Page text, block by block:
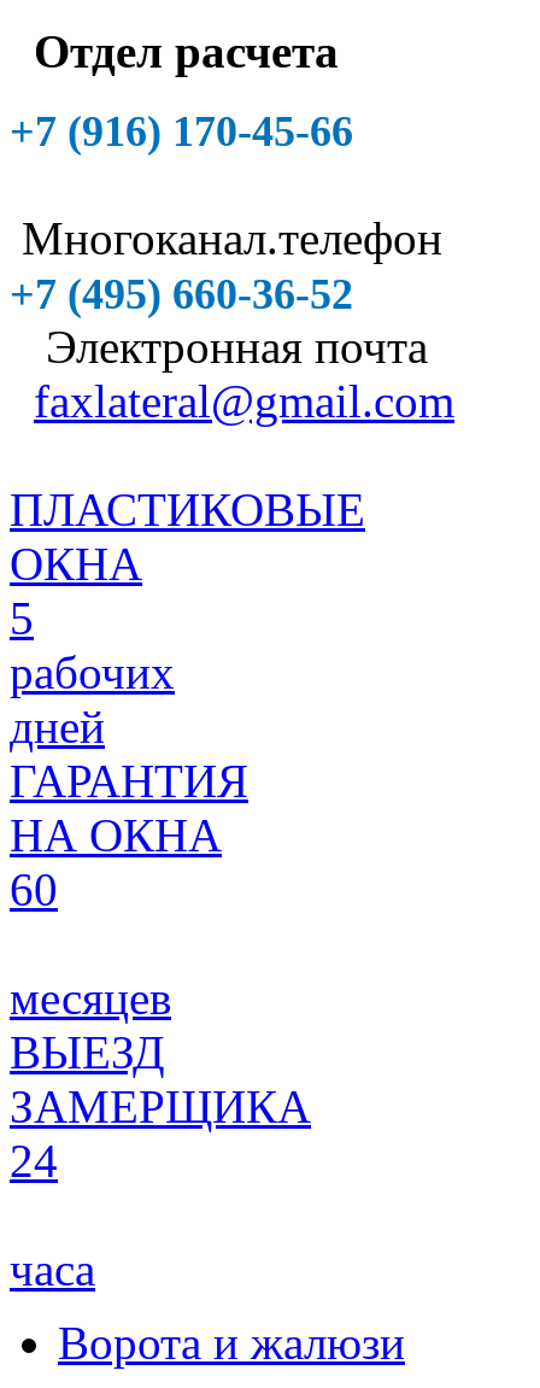
Отдел расчета
+7 (916) 170-45-66
Многоканал.телефон
+7 (495) 660-36-52
Электронная почта
faxlateral@gmail.com
ПЛАСТИКОВЫЕ
ОКНА
5
рабочих
дней
ГАРАНТИЯ
НА ОКНА
60
месяцев
ВЫЕЗД
ЗАМЕРЩИКА
24
часа
Ворота и жалюзи